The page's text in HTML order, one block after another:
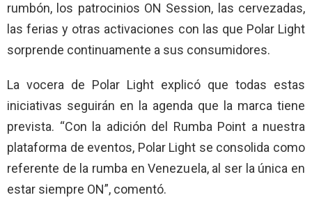
rumbón, los patrocinios ON Session, las cervezadas,
las ferias y otras activaciones con las que Polar Light
sorprende continuamente a sus consumidores.
La vocera de Polar Light explicó que todas estas
iniciativas seguirán en la agenda que la marca tiene
prevista. “Con la adición del Rumba Point a nuestra
plataforma de eventos, Polar Light se consolida como
referente de la rumba en Venezuela, al ser la única en
estar siempre ON”, comentó.